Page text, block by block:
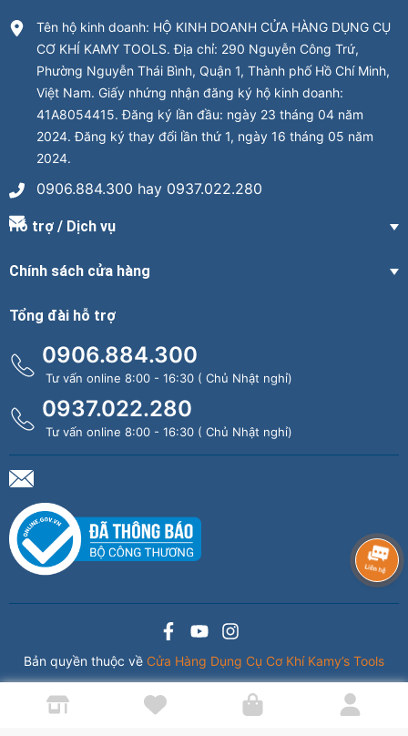
Tên hộ kinh doanh: HỘ KINH DOANH CỬA HÀNG DỤNG CỤ
CƠ KHÍ KAMY TOOLS. Địa chỉ: 290 Nguyễn Công Trứ,
Phường Nguyễn Thái Bình, Quận 1, Thành phố Hồ Chí Minh,
Việt Nam. Giấy nhứng nhận đăng ký hộ kinh doanh:
41A8054415. Đăng ký lần đầu: ngày 23 tháng 04 năm
2024. Đăng ký thay đổi lần thứ 1, ngày 16 tháng 05 năm
2024.
0906.884.300 hay 0937.022.280
Hỗ trợ / Dịch vụ
Chính sách cửa hàng
Tổng đài hỗ trợ
0906.884.300
Tư vấn online 8:00 - 16:30 ( Chủ Nhật nghỉ)
0937.022.280
Tư vấn online 8:00 - 16:30 ( Chủ Nhật nghỉ)
Bản quyền thuộc về Cửa Hàng Dụng Cụ Cơ Khí Kamy’s Tools